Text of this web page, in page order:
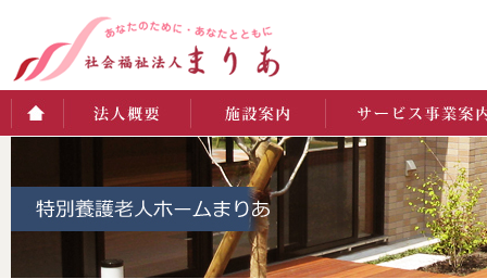
施設案内 サービス事業案内